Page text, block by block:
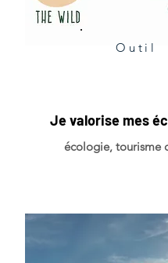
Outil
Je valorise mes
écologie, tourisme